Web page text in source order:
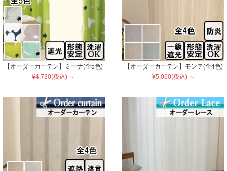
【オーダーカーテン】ミーナ(全5色)
¥4,730(税込) ～
【オーダーカーテン】モンテ(全4色)
¥5,060(税込) ～